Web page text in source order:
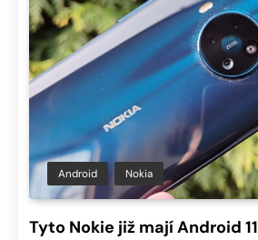
Android Nokia
Tyto Nokie již mají Android 11